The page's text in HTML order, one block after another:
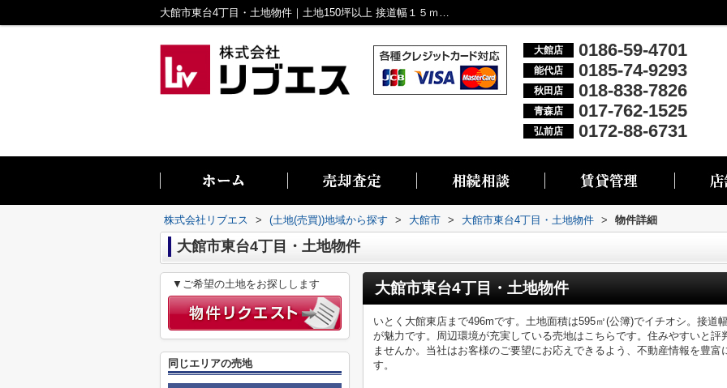
大館市東台4丁目・土地物件｜土地150坪以上 接道幅１５ｍ以上｜大館市・能代市・秋田市・青森市・弘前市の不動産情報なら株式会社リブエス
大館店 0186-59-4701
能代店 0185-74-9293
秋田店 018-838-7826
青森店 017-762-1525
弘前店 0172-88-6731
株式会社リブエス > (土地(売買))地域から探す > 大館市 > 大館市東台4丁目・土地物件 > 物件詳細
大館市東台4丁目・土地物件
大館市東台4丁目・土地物件
いとく大館東店まで496mです。土地面積は595㎡(公簿)でイチオシ。接道
が魅力です。周辺環境が充実している売地はこちらです。住みやすいと
ませんか。当社はお客様のご要望にお応えできるよう、不動産情報を豊
す。
▼ご希望の土地をお探しします
同じエリアの売地